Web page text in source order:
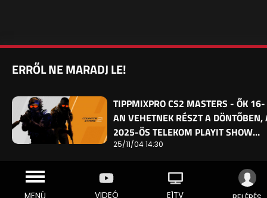
VIDEÓ E1TV
ERRŐL NE MARADJ LE!
TIPPMIXPRO CS2 MASTERS - ŐK 16-
AN VEHETNEK RÉSZT A DÖNTŐBEN,
2025-ÖS TELEKOM PLAYIT SHOW…
25/11/04 14:30